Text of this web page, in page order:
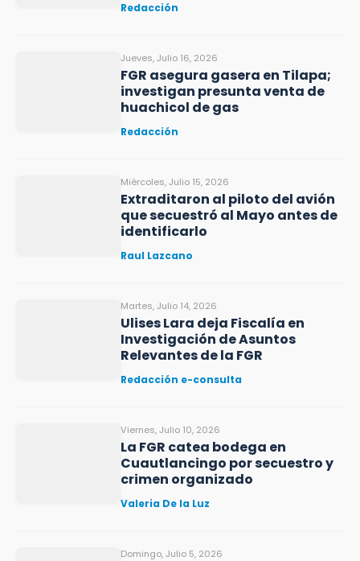
Redacción
Jueves, Julio 16, 2026
FGR asegura gasera en Tilapa;
investigan presunta venta de
huachicol de gas
Redacción
Miércoles, Julio 15, 2026
Extraditaron al piloto del avión
que secuestró al Mayo antes de
identificarlo
Raul Lazcano
Martes, Julio 14, 2026
Ulises Lara deja Fiscalía en
Investigación de Asuntos
Relevantes de la FGR
Redacción e-consulta
Viernes, Julio 10, 2026
La FGR catea bodega en
Cuautlancingo por secuestro y
crimen organizado
Valeria De la Luz
Domingo, Julio 5, 2026